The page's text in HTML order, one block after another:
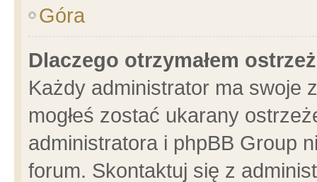
Góra
Dlaczego otrzymałem
Każdy administrator ma swoje
mogłeś zostać ukarany
administratora i phpBB Group
forum. Skontaktuj się z